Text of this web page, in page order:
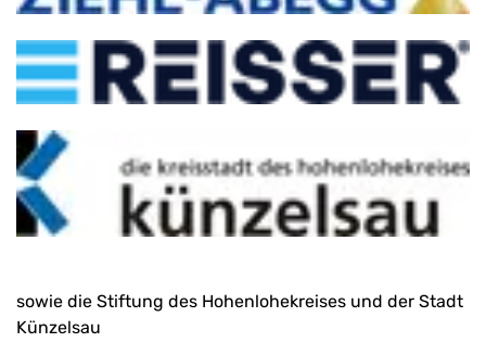
sowie die Stiftung des Hohenlohekreises und der Stadt
Künzelsau